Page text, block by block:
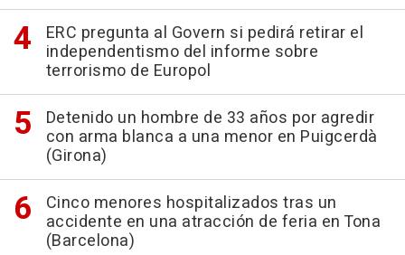
ERC pregunta al Govern si pedirá retirar el
independentismo del informe sobre
terrorismo de Europol
Detenido un hombre de 33 años por agredir
con arma blanca a una menor en Puigcerdà
(Girona)
Cinco menores hospitalizados tras un
accidente en una atracción de feria en Tona
(Barcelona)